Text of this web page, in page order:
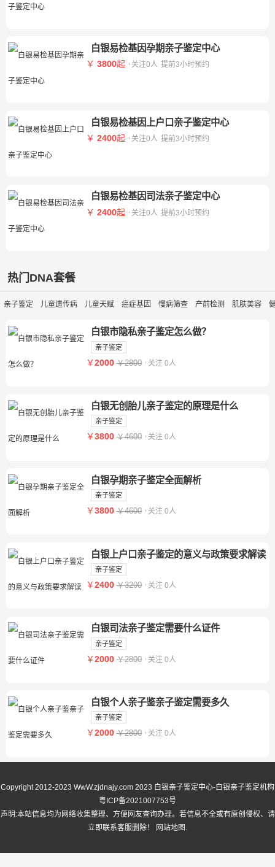
白银易检基因孕期亲子鉴定中心
￥ 3800起 关注0人 提前3小时预约
白银易检基因上户口亲子鉴定中心
￥ 2400起 关注0人 提前3小时预约
白银易检基因司法亲子鉴定中心
￥ 2400起 关注0人 提前3小时预约
热门DNA套餐
亲子鉴定 儿童遗传病 儿童天赋 癌症基因 慢病筛查 产前检测 肌肤美容
白银市隐私亲子鉴定怎么做？
亲子鉴定
￥2000 ￥2800 关注 0人
白银无创胎儿亲子鉴定的原理是什么
亲子鉴定
￥3800 ￥4600 关注 0人
白银孕期亲子鉴定全面解析
亲子鉴定
￥3800 ￥4600 关注 0人
白银上户口亲子鉴定的意义与政策要求解读
亲子鉴定
￥2400 ￥3200 关注 0人
白银司法亲子鉴定需要什么证件
亲子鉴定
￥2000 ￥2800 关注 0人
白银个人亲子鉴亲子鉴定需要多久
亲子鉴定
￥2000 ￥2800 关注 0人
Copyright 2012-2023 WwW.zjdnajy.com 2023 白银亲子鉴定中心-白银亲子鉴定机构
粤ICP备2021007753号
声明:本站信息均为网络收集整理、方便网友查询办理。若信息不全或有原创侵权、请
立即联系客服删除！
网站地图 .